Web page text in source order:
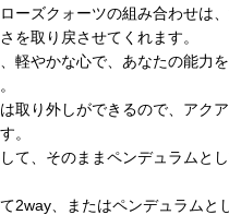
ーズクォーツの組み合わせは
を取り戻させてくれます。
軽やかな心で、あなたの能力
取り外しができるので、アク
。
て、そのままペンデュラムと
2way、またはペンデュラムと